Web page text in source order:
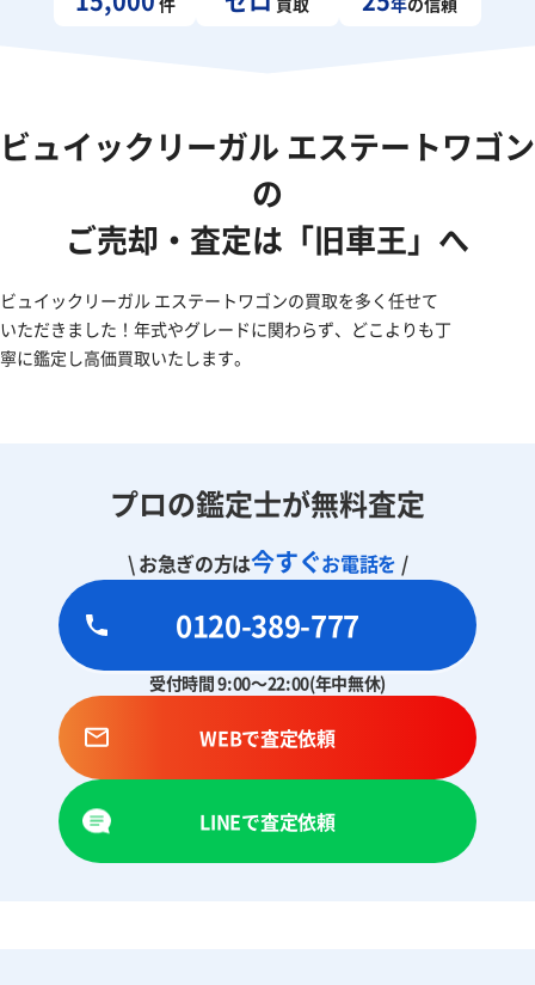
ビュイックリーガル エステートワゴン
の
ご売却・査定は「旧車王」へ
ビュイックリーガル エステートワゴンの買取を多く任せて
いただきました！年式やグレードに関わらず、どこよりも丁
寧に鑑定し高価買取いたします。
プロの鑑定士が無料査定
\ お急ぎの方は今すぐお電話を /
0120-389-777
受付時間 9:00～22:00(年中無休)
WEBで査定依頼
LINEで査定依頼